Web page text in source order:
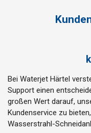
Bei Waterjet Härtel
Support einen
großen Wert darauf,
Kundenservice zu
Wasserstrahl-